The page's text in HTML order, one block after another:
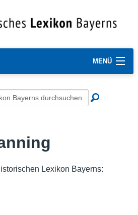
MENÜ
Lexikon Bayerns: